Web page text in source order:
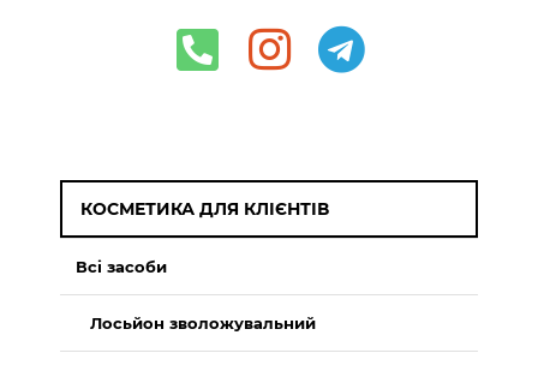
КОСМЕТИКА ДЛЯ КЛІЄНТІВ
Всі засоби
Лосьйон зволожувальний